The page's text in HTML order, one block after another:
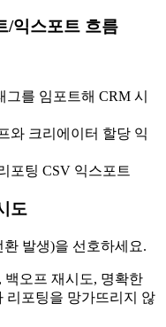
/익스포트 흐름
를 임포트해 CRM 시
와 크리에이터 할당 익
포팅 CSV 익스포트
도
발생)을 선호하세요.
백오프 재시도, 명확한
리포팅을 망가뜨리지 않